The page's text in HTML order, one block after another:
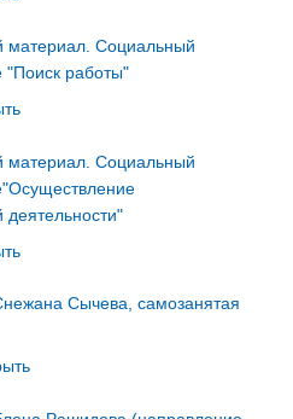
Социальный
"Поиск работы"
Социальный
деятельности"
Сычева, самозанятая